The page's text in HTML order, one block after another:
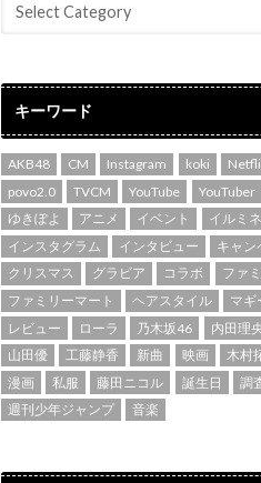
キーワード
AKB48 CM Instagram koki
povo2.0
TVCM YouTube YouTuber
ゆきぽよ
アニメ イベント
イルミ
インスタグラム
インタビュー
キャン
クリスマス
グラビア コラボ
ファ
ファミリーマート
ヘアスタイル マギ
レビュー
ローラ 乃木坂46 内田理
山田優
工藤静香 新曲 映画 木村
漫画
私服 藤田ニコル 誕生日
調
週刊少年ジャンプ
音楽